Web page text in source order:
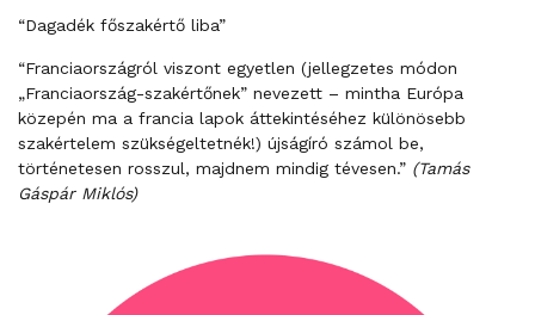
“Dagadék főszakértő liba”
“Franciaországról viszont egyetlen (jellegzetes módon
„Franciaország-szakértőnek” nevezett – mintha Európa
közepén ma a francia lapok áttekintéséhez különösebb
szakértelem szükségeltetnék!) újságíró számol be,
történetesen rosszul, majdnem mindig tévesen.” (Tamás
Gáspár Miklós)